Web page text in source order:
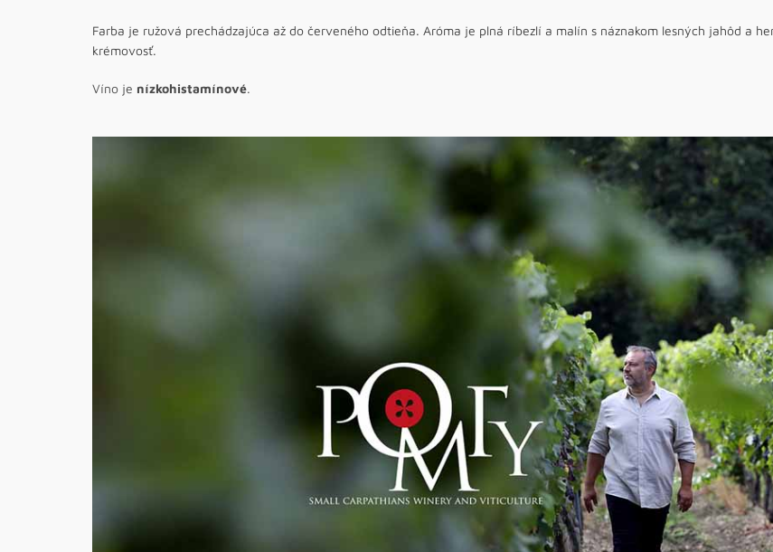
Farba je ružová prechádzajúca až do červeného odtieňa. Aróma je plná ríbezlí a malín s náznakom lesných jahôd a
krémovosť.
Víno je nízkohistamínové.